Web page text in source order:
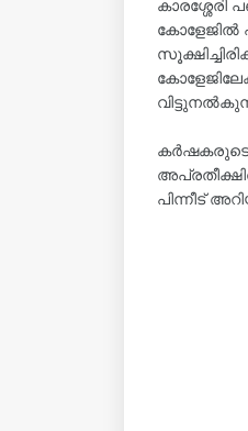
കോളേജിൽ
കർഷകരുടെ
പിന്നീട്